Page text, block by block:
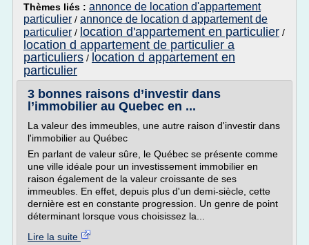
Thèmes liés : annonce de location d'appartement
particulier / annonce de location d appartement de
particulier / location d'appartement en particulier /
location d appartement de particulier a
particuliers / location d appartement en
particulier
3 bonnes raisons d’investir dans
l’immobilier au Quebec en ...
La valeur des immeubles, une autre raison d'investir dans
l'immobilier au Québec
En parlant de valeur sûre, le Québec se présente comme
une ville idéale pour un investissement immobilier en
raison également de la valeur croissante de ses
immeubles. En effet, depuis plus d'un demi-siècle, cette
dernière est en constante progression. Un genre de point
déterminant lorsque vous choisissez la...
Lire la suite